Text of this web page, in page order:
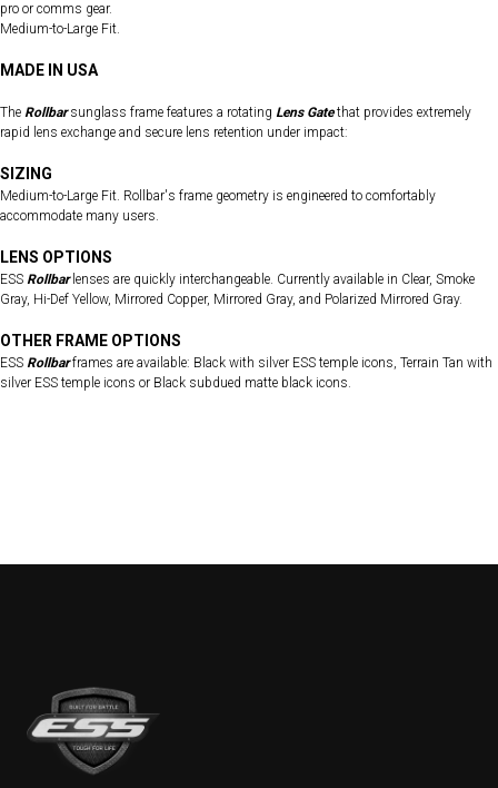
pro or comms gear.
Medium-to-Large Fit.
MADE IN USA
The Rollbarsunglass frame features a rotating Lens Gatethat provides extremely
rapid lens exchange and secure lens retention under impact:
SIZING
Medium-to-Large Fit. Rollbar's frame geometry is engineered to comfortably
accommodate many users.
LENS OPTIONS
ESS Rollbar lenses are quickly interchangeable. Currently available in Clear, Smoke
Gray, Hi-Def Yellow, Mirrored Copper, Mirrored Gray, and Polarized Mirrored Gray.
OTHER FRAME OPTIONS
ESS Rollbarframes are available: Black with silver ESS temple icons, Terrain Tan with
silver ESS temple icons or Black subdued matte black icons.